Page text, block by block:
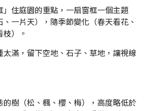
」住庭園的重點，一扇窗框一個主題
、一片天），隨季節變化（春天看花、
）。
太滿，留下空地、石子、草地，讓視線
的樹（松、楓、櫻、梅），高度略低於